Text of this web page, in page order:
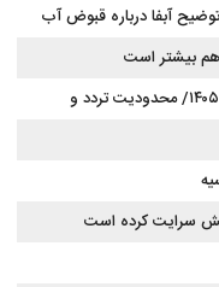
آبفا درباره قبوض آب
هم بیشتر است
ابلاغ قوانین جدید اسقاط و واردات خودرو در ۱۴۰۵/ محدودیت تردد و
سرایت کرده است